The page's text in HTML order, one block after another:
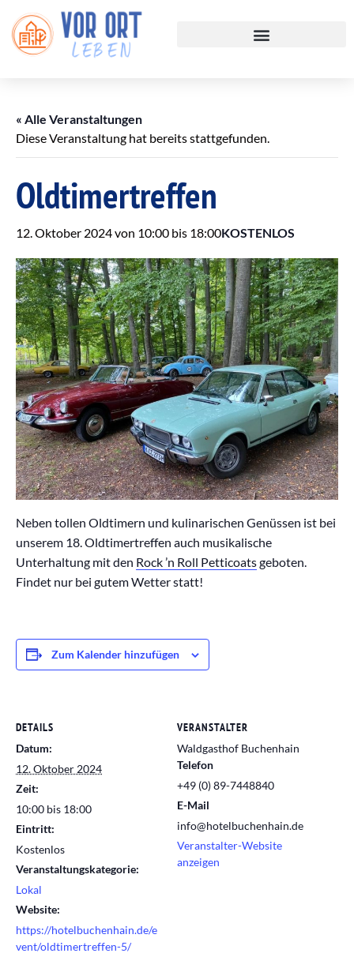
« Alle Veranstaltungen
Diese Veranstaltung hat bereits stattgefunden.
Oldtimertreffen
12. Oktober 2024 von 10:00 bis 18:00KOSTENLOS
Neben tollen Oldtimern und kulinarischen Genüssen ist bei
unserem 18. Oldtimertreffen auch musikalische
Unterhaltung mit den Rock ’n Roll Petticoatsgeboten.
Findet nur bei gutem Wetter statt!
Zum Kalender hinzufügen
DETAILS
Datum:
12. Oktober 2024
Zeit:
10:00 bis 18:00
Eintritt:
Kostenlos
Veranstaltungskategorie:
Lokal
Website:
https://hotelbuchenhain.de/e
vent/oldtimertreffen-5/
VERANSTALTER
Waldgasthof Buchenhain
Telefon
+49 (0) 89-7448840
E-Mail
info@hotelbuchenhain.de
Veranstalter-Website
anzeigen